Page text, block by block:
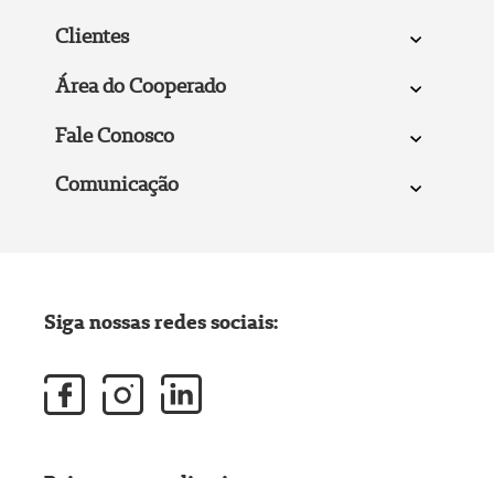
Clientes
Área do Cooperado
Fale Conosco
Comunicação
Siga nossas redes sociais: